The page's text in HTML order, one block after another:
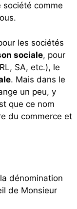
société comme
les sociétés
sociale, pour
SA, etc.), le
. Mais dans le
un peu, y
que ce nom
du commerce et
la dénomination
de Monsieur